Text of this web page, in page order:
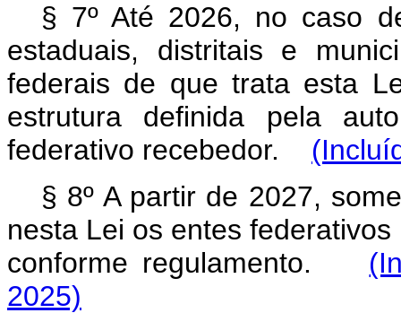
§ 7º Até 2026, no caso
estaduais, distritais e
federais de que trata esta
estrutura definida pela
federativo recebedor.
§ 8º A partir de 2027,
nesta Lei os entes
conforme regulamento.
2025)